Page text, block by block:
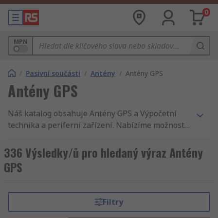
0
MPN
/ Pasivní součásti / Antény / Antény GPS
Antény GPS
Náš katalog obsahuje Antény GPS a Výpočetní
technika a periferní zařízení. Nabízíme možnost
příslušenstvím, vysoko kvalitní služby, není divu,
že zákazníci 160 zemí světa nakupují u RS. My
vám doručíme Antény GPS do druhého dne.
požadavky nejvyšší kvality a bezpečnostních
standartů, takže nám můžete plně důvěřovat. O
336 Výsledky/ů pro hledaný výraz Antény
GPS
Filtry